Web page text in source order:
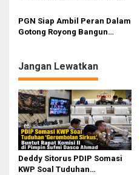
PGN Siap Ambil Peran Dalam
Gotong Royong Bangun
Jangan Lewatkan
Deddy Sitorus PDIP Somasi
KWP Soal Tuduhan